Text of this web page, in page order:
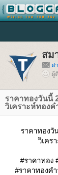
สม
ฝ
ผู้
ราคาทองวันนี้
วิเคราะห์ทองค
ราคาทองวั
วิเคร
#ราคาทอง
#ราคาทองค